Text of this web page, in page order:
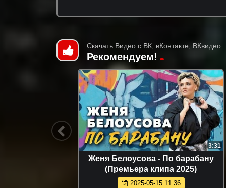
Скачать Видео с ВК, вКонтакте, ВКвидео
Рекомендуем!
3:31
Женя Белоусова - По барабану
(Премьера клипа 2025)
2025-05-15 11:36